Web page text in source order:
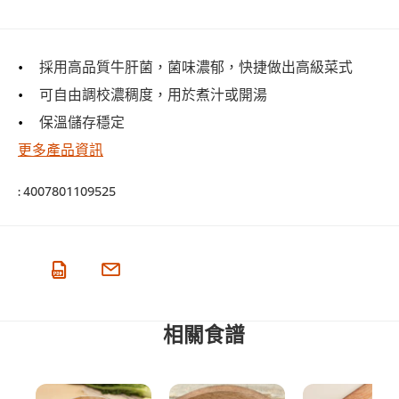
採用高品質牛肝菌，菌味濃郁，快捷做出高級菜式
可自由調校濃稠度，用於煮汁或開湯
保溫儲存穩定
更多產品資訊
:4007801109525
相關食譜